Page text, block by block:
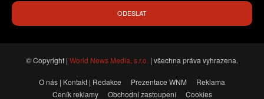
ODESLAT
© Copyright | World News Media, s.r.o. | všechna práva vyhrazena.
O nás | Kontakt | Redakce Prezentace WNM
Reklama
Ceník reklamy
Obchodní zastoupení Cookies